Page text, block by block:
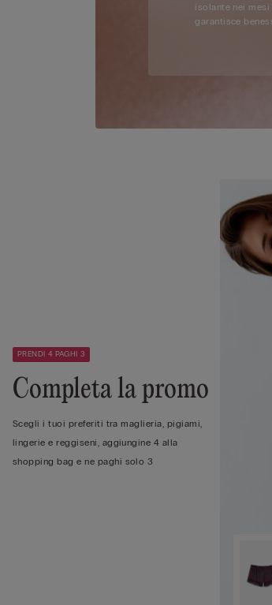
isolante nei mesi
garantisce
PRENDI 4 PAGHI 3
Completa la promo
Scegli i tuoi preferiti tra maglieria, pigiami,
lingerie e reggiseni, aggiungine 4 alla
shopping bag e ne paghi solo 3